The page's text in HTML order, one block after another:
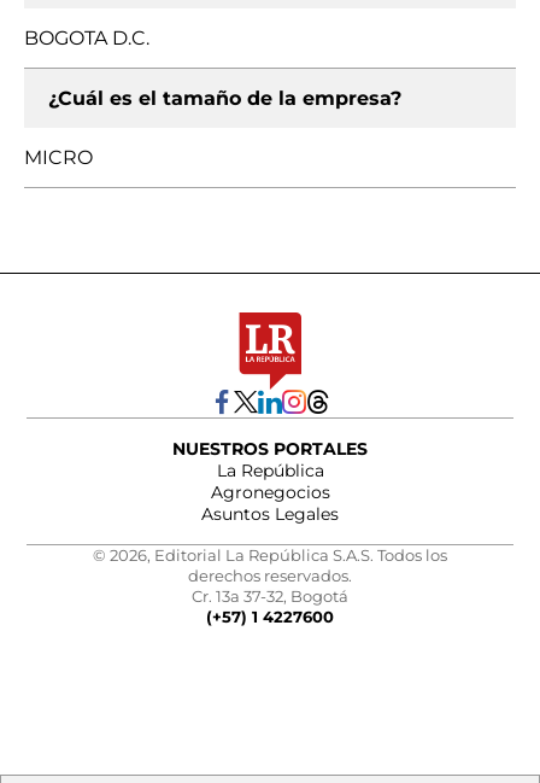
BOGOTA D.C.
¿Cuál es el tamaño de la empresa?
MICRO
NUESTROS PORTALES
La República
Agronegocios
Asuntos Legales
© 2026, Editorial La República S.A.S. Todos los
derechos reservados.
Cr. 13a 37-32, Bogotá
(+57) 1 4227600